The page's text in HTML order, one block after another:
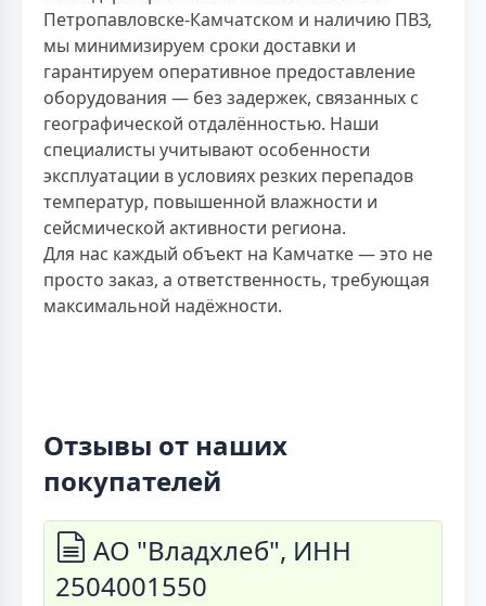
Петропавловске-Камчатском и наличию ПВЗ,
мы минимизируем сроки доставки и
гарантируем оперативное предоставление
оборудования — без задержек, связанных с
географической отдалённостью. Наши
специалисты учитывают особенности
эксплуатации в условиях резких перепадов
температур, повышенной влажности и
сейсмической активности региона.
Для нас каждый объект на Камчатке — это не
просто заказ, а ответственность, требующая
максимальной надёжности.
Отзывы от наших
покупателей
АО "Владхлеб", ИНН
2504001550